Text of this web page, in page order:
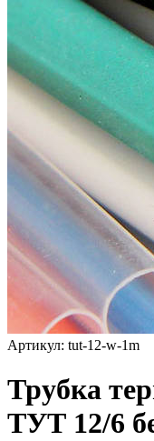
Артикул: tut-12-w-1m
Трубка
ТУТ 12/6